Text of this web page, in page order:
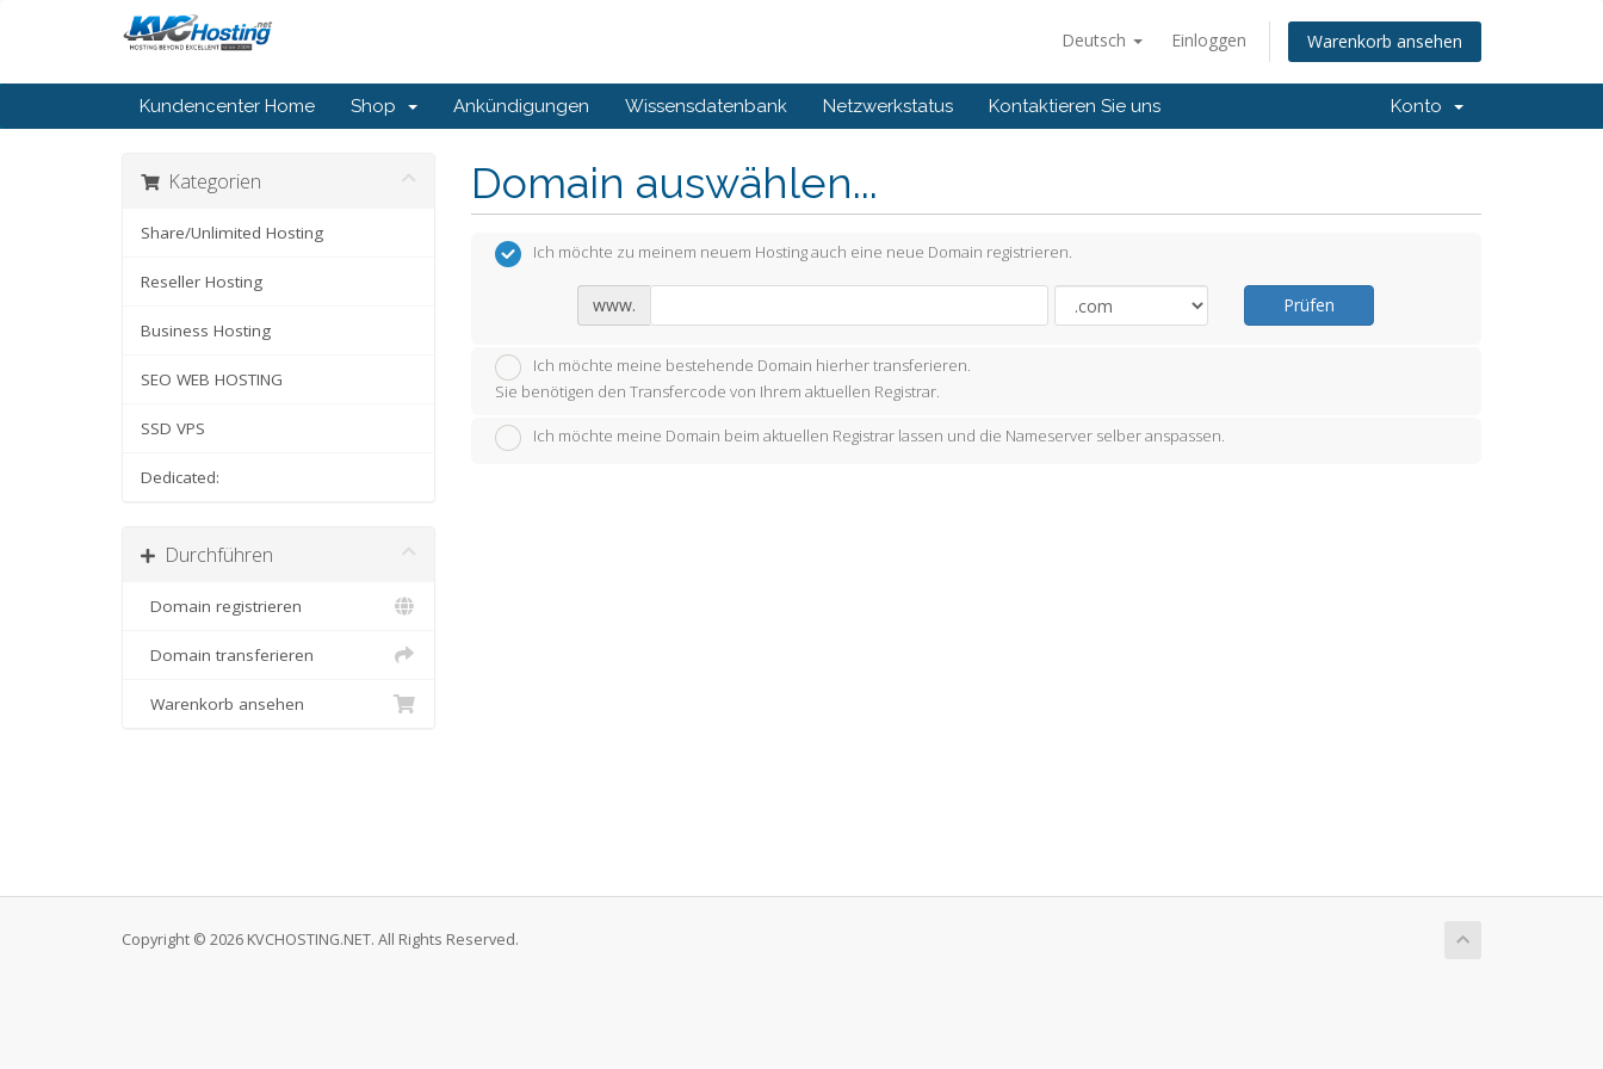
Deutsch Einloggen Warenkorb ansehen
Kundencenter Home Shop Ankündigungen Wissensdatenbank Netzwerkstatus Kontaktieren Sie uns Konto
Kategorien
Share/Unlimited Hosting
Reseller Hosting
Business Hosting
SEO WEB HOSTING
SSD VPS
Dedicated:
Durchführen
Domain registrieren
Domain transferieren
Warenkorb ansehen
Domain auswählen...
Ich möchte zu meinem neuem Hosting auch eine neue Domain registrieren.
www. Prüfen
Ich möchte meine bestehende Domain hierher transferieren.
Sie benötigen den Transfercode von Ihrem aktuellen Registrar.
Ich möchte meine Domain beim aktuellen Registrar lassen und die Nameserver selber anspassen.
Copyright © 2026 KVCHOSTING.NET. All Rights Reserved.